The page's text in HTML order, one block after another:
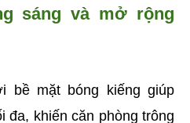
sáng và mở rộng
bề mặt bóng kiếng giúp
đa, khiến căn phòng trông